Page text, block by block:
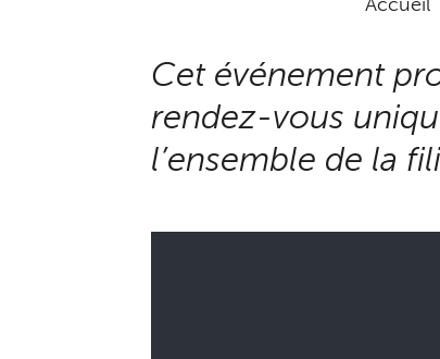
Accueil
Cet événement
rendez-vous
l’ensemble de la